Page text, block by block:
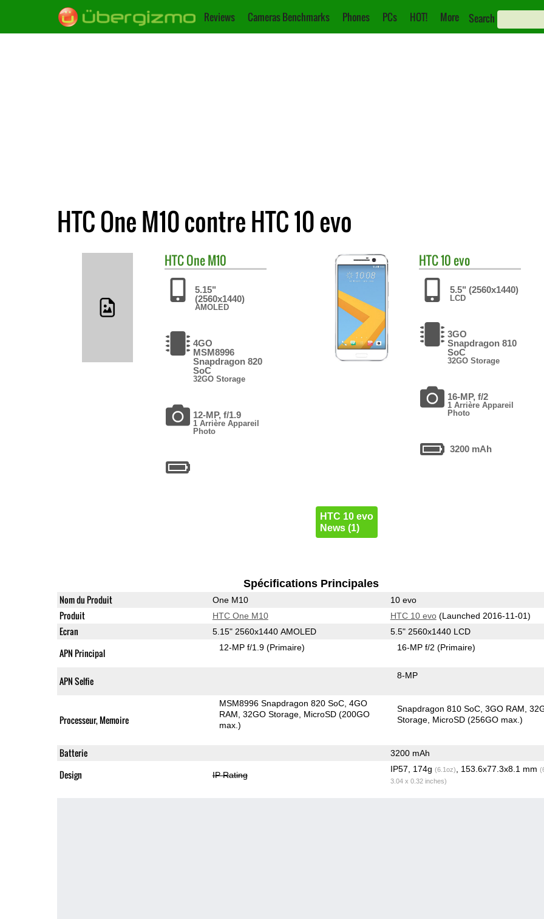
Reviews Cameras Benchmarks Phones PCs HOT! More Search
HTC One M10 contre HTC 10 evo
HTCOne M10
5.15"
(2560x1440)
AMOLED
4GO
MSM8996
Snapdragon 820
SoC
32GO Storage
12-MP, f/1.9
1 Arrière Appareil
Photo
HTC10 evo
5.5" (2560x1440)
LCD
3GO
Snapdragon 810
SoC
32GO Storage
16-MP, f/2
1 Arrière Appareil
Photo
3200 mAh
HTC 10 evo
News (1)
Spécifications Principales
Nom du Produit One M10 10 evo
Produit HTC One M10 HTC 10 evo(Launched 2016-11-01)
Ecran 5.15" 2560x1440 AMOLED 5.5" 2560x1440 LCD
APN Principal 12-MP f/1.9(Primaire) 16-MP f/2(Primaire)
APN Selfie 8-MP
Processeur, Memoire
MSM8996 Snapdragon 820 SoC 4GO
RAM 32GO Storage MicroSD (200GO
max.)
Snapdragon 810 SoC 3GO RAM
Storage MicroSD (256GO max.)
Batterie 3200 mAh
Design IP Rating
IP57, 174g (6.1oz) , 153.6x77.3x8.1 mm
3.04 x 0.32 inches)